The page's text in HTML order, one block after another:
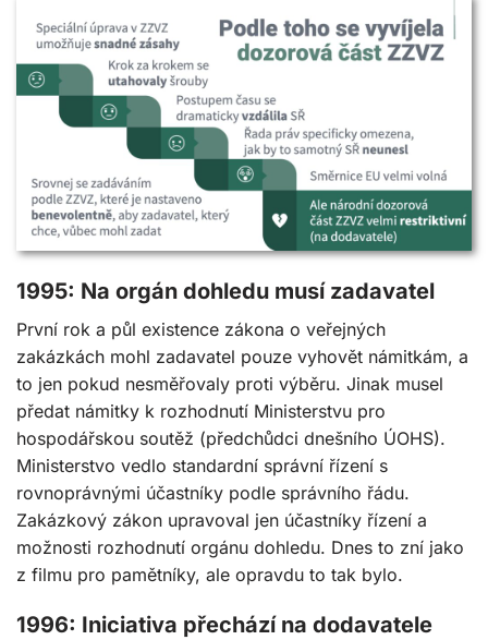
1995: Na orgán dohledu musí zadavatel
První rok a půl existence zákona o veřejných
zakázkách mohl zadavatel pouze vyhovět námitkám, a
to jen pokud nesměřovaly proti výběru. Jinak musel
předat námitky k rozhodnutí Ministerstvu pro
hospodářskou soutěž (předchůdci dnešního ÚOHS).
Ministerstvo vedlo standardní správní řízení s
rovnoprávnými účastníky podle správního řádu.
Zakázkový zákon upravoval jen účastníky řízení a
možnosti rozhodnutí orgánu dohledu. Dnes to zní jako
z filmu pro pamětníky, ale opravdu to tak bylo.
1996: Iniciativa přechází na dodavatele